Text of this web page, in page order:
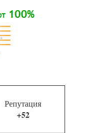
Репутация
+52